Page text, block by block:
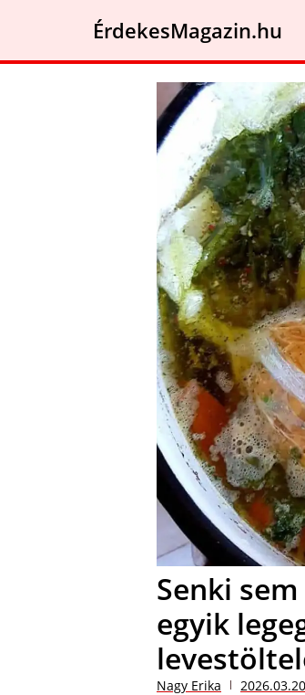
ÉrdekesMagazin.hu
Senki
egyik
Nagy Erika